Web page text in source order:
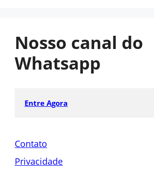
Nosso canal do
Whatsapp
Entre Agora
Contato
Privacidade